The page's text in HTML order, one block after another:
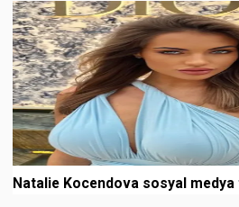
Natalie Kocendova sosyal